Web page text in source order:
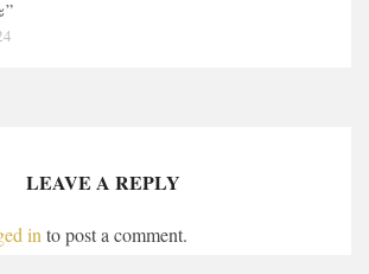
LEAVE A REPLY
into post a comment.